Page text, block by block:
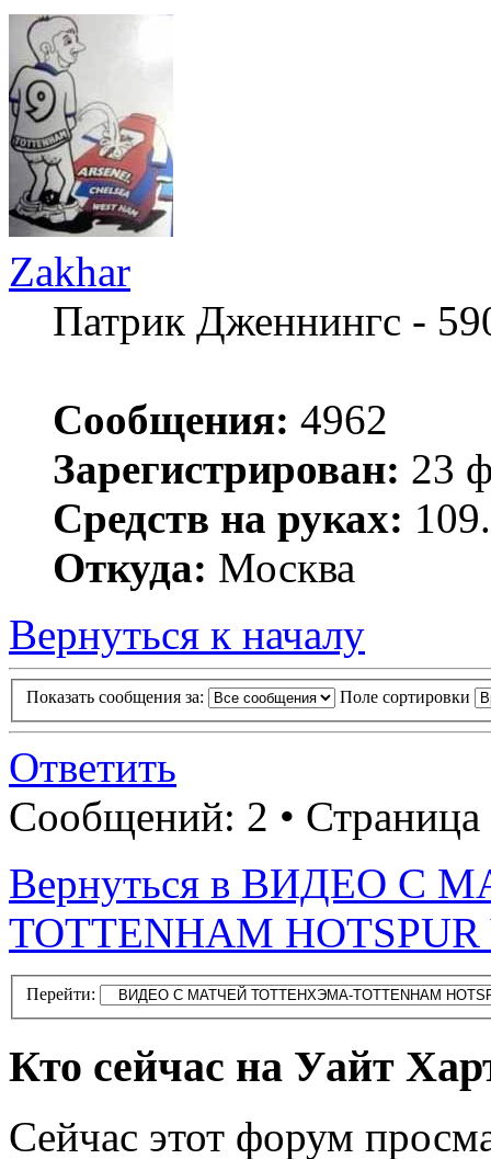
Zakhar
Патрик Дженнингс -
Сообщения: 4962
Зарегистрирован: 23
Средств на руках:
Откуда: Москва
Вернуться к началу
Показать сообщения за: Поле сортировки
Ответить
Сообщений: 2 • Страница
Вернуться в ВИДЕО С
TOTTENHAM
Перейти:
Кто сейчас на Уайт
Сейчас этот форум